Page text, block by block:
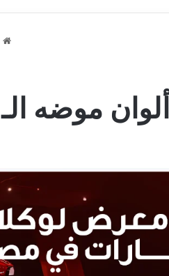
ألوان موضه الـ 2026 بين الجرأه والهدوء.. تفاصيل